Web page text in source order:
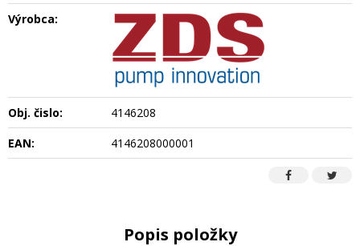
Výrobca:
Obj. čislo:
4146208
EAN:
4146208000001
Popis položky